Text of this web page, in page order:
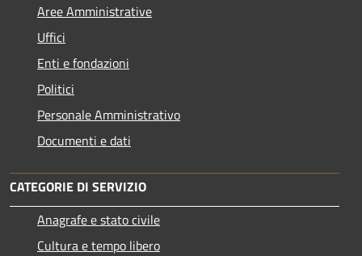
Aree Amministrative
Uffici
Enti e fondazioni
Politici
Personale Amministrativo
Documenti e dati
CATEGORIE DI SERVIZIO
Anagrafe e stato civile
Cultura e tempo libero